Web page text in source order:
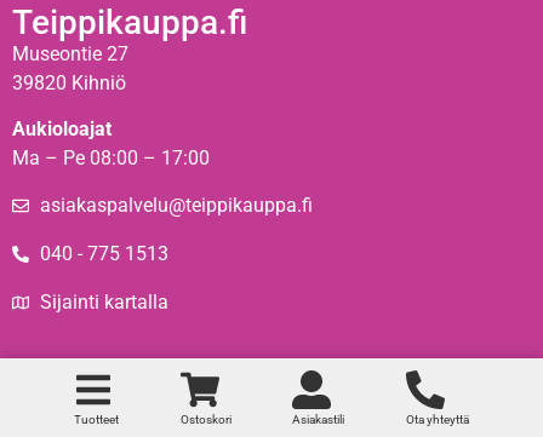
Tuotteet Ostoskori Asiakastili Ota yhteyttä
Teippikauppa.fi
Museontie 27
39820 Kihniö
Aukioloajat
Ma – Pe 08:00 – 17:00
asiakaspalvelu@teippikauppa.fi
040 - 775 1513
Sijainti kartalla
Teippikauppa © 2024 – Toteutus: Simonj.fi